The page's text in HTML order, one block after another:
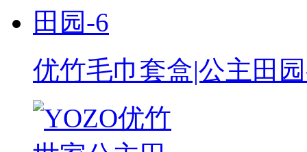
优竹毛巾套盒|公主田